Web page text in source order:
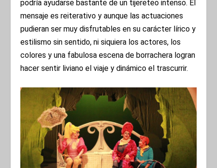
podría ayudarse bastante de un tijereteo intenso. El
mensaje es reiterativo y aunque las actuaciones
pudieran ser muy disfrutables en su carácter lírico y
estilismo sin sentido, ni siquiera los actores, los
colores y una fabulosa escena de borrachera logran
hacer sentir liviano el viaje y dinámico el trascurrir.